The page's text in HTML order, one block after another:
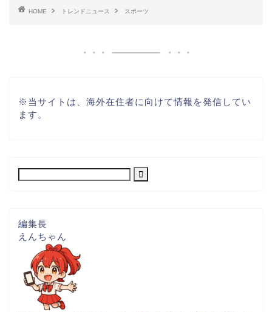
HOME トレンドニュース スポーツ
※ 当サイトは、海外在住者に向けて情報を発信してい
ます。
編集長
えんちゃん